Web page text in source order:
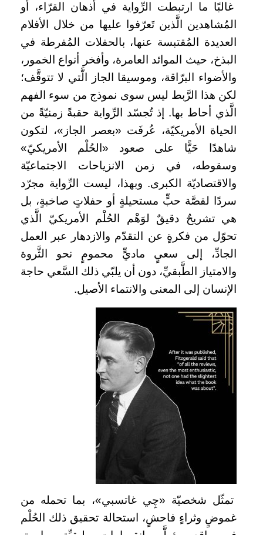
غالبًا ما ارتبطت الرِّواية في أذهان القرّاء، أو
المُشاهدين الَّذين تَعرّفوا عليها من خلال الأفلام
العديدة المُقتبسة عنها، بالحفلات المُفرطة في
البذخ، حيث الموائد العامرة، وأفخر أنواع الخمور،
والأضواء البرّاقة، وموسيقا الجاز الَّتي لا تتوقَّف؛
لكن هذا الرَّبط ليس سوى نموذج من سوء الفهم
الَّذي أحاط بها. إذ تُجسّد الرِّواية حقبةً زمنيّةً من
الحياة الأمريكيّة، عُرفَت «بعصر الجاز»، لتكون
شاهدًا حَيًّا على صعود «الحُلْم الأمريكيّ»
وسقوطه، في زمن الانزياحات الاجتماعيّة
والاقتصاديّة الكبرى. وبهذا، ليست الرِّواية مجرّد
سردًا لقصَّة حبٍّ مستحيلةٍ أو حفلاتٍ صاخبةٍ، بل
هي تشريحٌ دقيقٌ لوَهْم الحُلْم الأمريكيّ الَّذي
تحوّل من فكرةٍ عن التقدّم والازدهار عبر العمل
الجادِّ، إلى سعيٍ ماديٍّ محمومٍ نحو الثَّروة
والامتياز الطَّبقيِّ، دون أن يلبّي ذلك السَّعي حاجة
الإنسان إلى المعنى والانتماء الأصيل.
تمثّل شخصيّة «چِي غاتسبي»، بما تحمله من
غموضٍ وثراءٍ فاحشٍ، استحالة تحقيق ذلك الحُلْم